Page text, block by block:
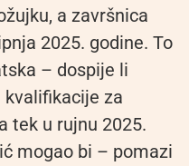
a završnica
2025. godine. To
– dospije li
kvalifikacije za
tek u rujnu 2025.
mogao bi – pomazi